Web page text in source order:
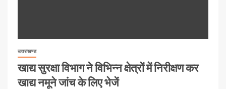
उत्तराखण्ड
खाद्य सुरक्षा विभाग ने विभिन्न क्षेत्रों में निरीक्षण कर
खाद्य नमूने जांच के लिए भेजें